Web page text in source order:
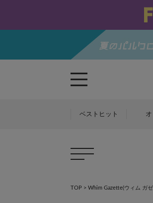
ベストヒット
TOP > Whim Gazette(ウィム ガ